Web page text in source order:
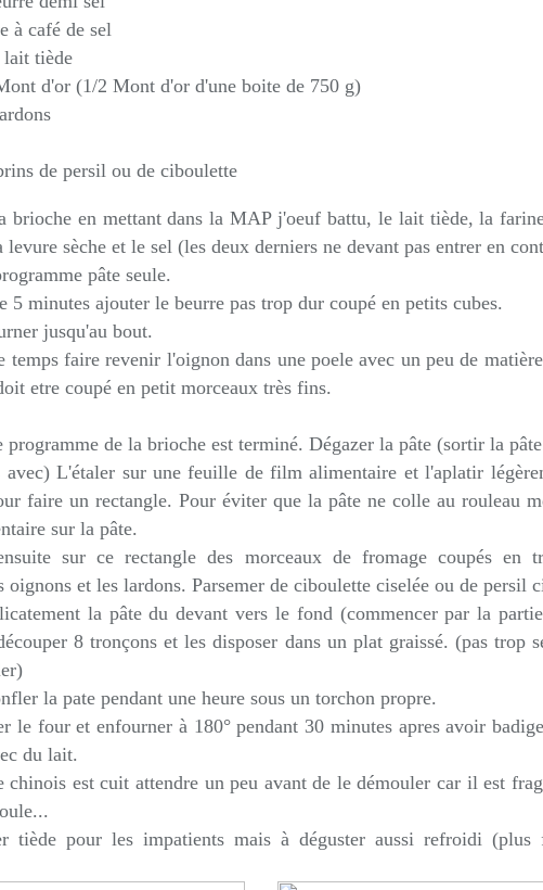
à café de sel
tiède
d'or (1/2 Mont d'or d'une boite de 750 g)
de persil ou de ciboulette
brioche en mettant dans la MAP j'oeuf battu, le lait tiède, la
sèche et le sel (les deux derniers ne devant pas entrer en
pâte seule.
5 minutes ajouter le beurre pas trop dur coupé en petits cubes.
jusqu'au bout.
temps faire revenir l'oignon dans une poele avec un peu de matière
etre coupé en petit morceaux très fins.
programme de la brioche est terminé. Dégazer la pâte (sortir la
avec) L'étaler sur une feuille de film alimentaire et l'aplatir
faire un rectangle. Pour éviter que la pâte ne colle au rouleau
sur la pâte.
sur ce rectangle des morceaux de fromage coupés en
oignons et les lardons. Parsemer de ciboulette ciselée ou de persil
la pâte du devant vers le fond (commencer par la
8 tronçons et les disposer dans un plat graissé. (pas trop
la pate pendant une heure sous un torchon propre.
le four et enfourner à 180° pendant 30 minutes apres avoir
du lait.
chinois est cuit attendre un peu avant de le démouler car il est
tiède pour les impatients mais à déguster aussi refroidi (plus